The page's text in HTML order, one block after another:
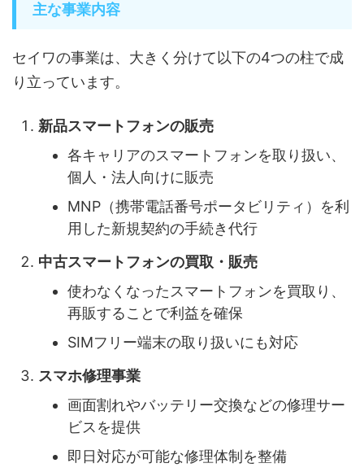
主な事業内容
セイワの事業は、大きく分けて以下の4つの柱で成
り立っています。
新品スマートフォンの販売
各キャリアのスマートフォンを取り扱い、
個人・法人向けに販売
MNP（携帯電話番号ポータビリティ）を利
用した新規契約の手続き代行
中古スマートフォンの買取・販売
使わなくなったスマートフォンを買取り、
再販することで利益を確保
SIMフリー端末の取り扱いにも対応
スマホ修理事業
画面割れやバッテリー交換などの修理サー
ビスを提供
即日対応が可能な修理体制を整備